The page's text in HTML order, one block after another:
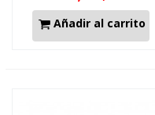
Añadir al carrito